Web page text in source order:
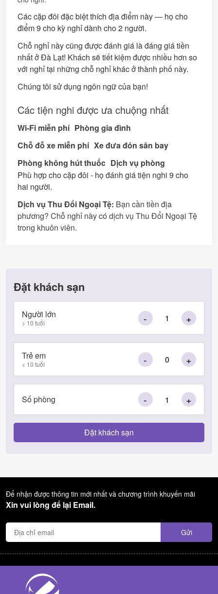
Các cặp đôi đặc biệt thích địa điểm này — họ cho
điểm 9 cho kỳ nghỉ dành cho 2 người.
Chỗ nghỉ này cũng được đánh giá là đáng giá tiền
nhất ở Đà Lạt! Khách sẽ tiết kiệm được nhiều hơn so
với nghỉ tại những chỗ nghỉ khác ở thành phố này.
Chúng tôi sử dụng ngôn ngữ của bạn!
Các tiện nghi được ưa chuộng nhất
Wi-Fi miễn phí Phòng gia đình
Chỗ đỗ xe miễn phí Xe đưa đón sân bay
Phòng không hút thuốc Dịch vụ phòng
Phù hợp cho cặp đôi - họ đánh giá tiện nghi 9 cho
hai người.
Dịch vụ Thu Đổi Ngoại Tệ: Bạn cần tiền địa
phương? Chỗ nghỉ này có dịch vụ Thu Đổi Ngoại Tệ
trong khuôn viên.
Đặt khách sạn
Người lớn
> 10 tuổi - +
Trẻ em
< 10 tuổi - +
Số phòng - +
Để nhận được thông tin mới nhất và chương trình khuyến mãi
Xin vui lòng để lại Email.